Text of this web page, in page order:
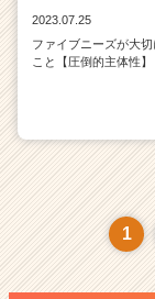
2023.07.25
ファイブニーズが大
こと【圧倒的主体性】
1